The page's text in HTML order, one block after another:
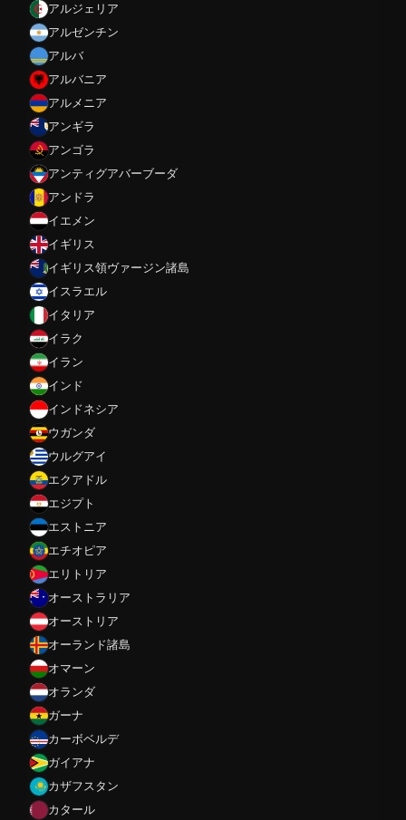
アルジェリア
アルゼンチン
アルバ
アルバニア
アルメニア
アンギラ
アンゴラ
アンティグアバーブーダ
アンドラ
イエメン
イギリス
イギリス領ヴァージン諸島
イスラエル
イタリア
イラク
イラン
インド
インドネシア
ウガンダ
ウルグアイ
エクアドル
エジプト
エストニア
エチオピア
エリトリア
オーストラリア
オーストリア
オーランド諸島
オマーン
オランダ
ガーナ
カーボベルデ
ガイアナ
カザフスタン
カタール